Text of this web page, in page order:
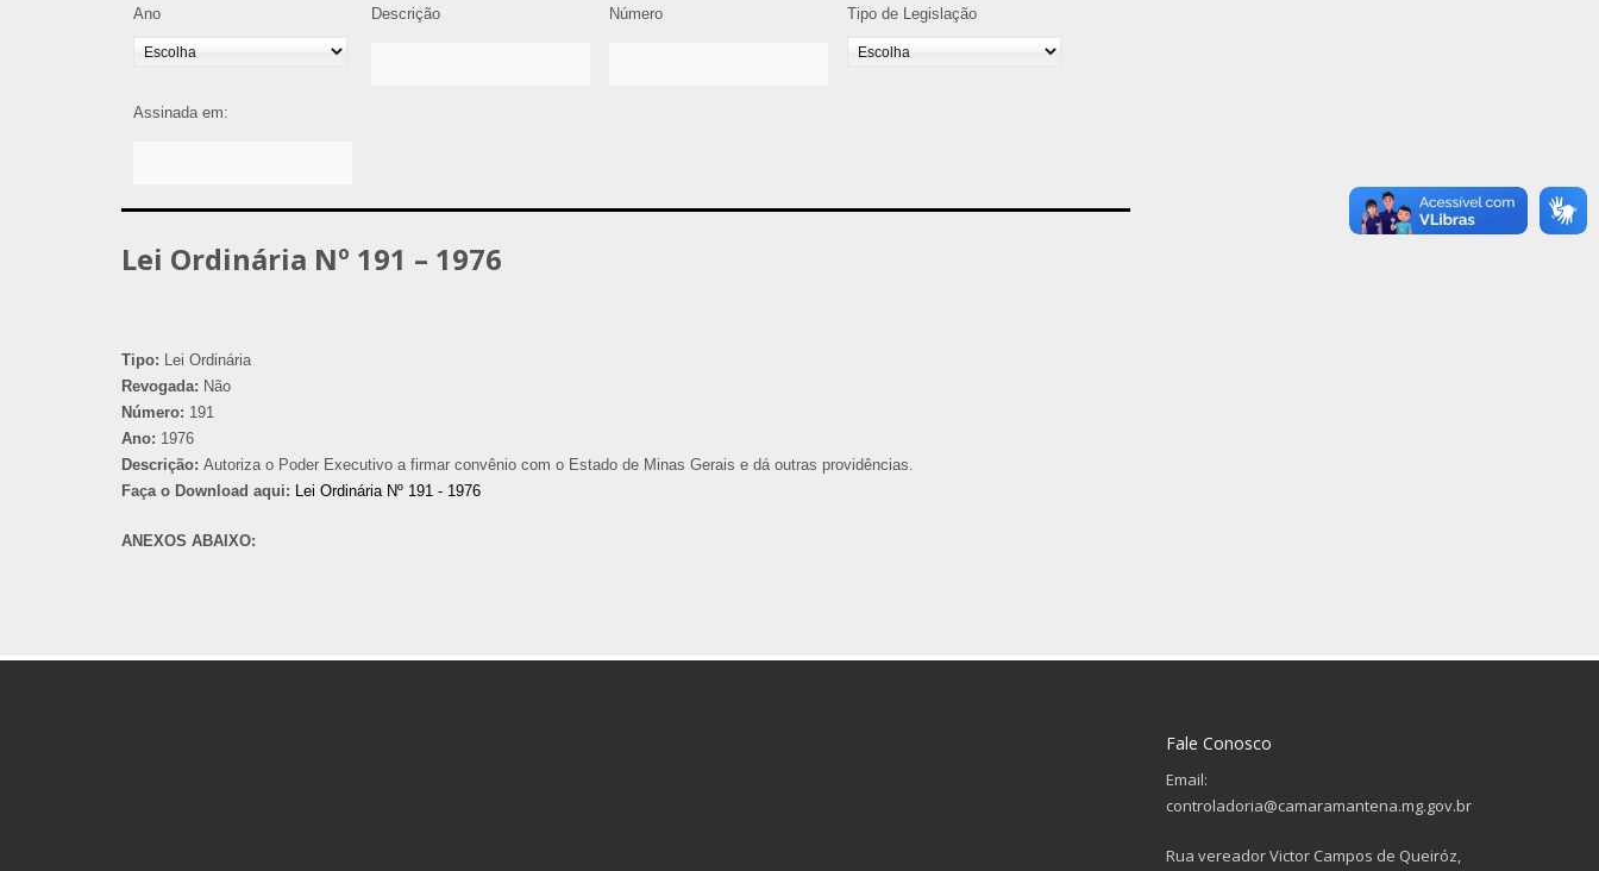
Ano Descrição Número Tipo de Legislação
Assinada em:
Lei Ordinária Nº 191 – 1976
Tipo: Lei Ordinária
Revogada: Não
Número: 191
Ano: 1976
Descrição: Autoriza o Poder Executivo a firmar convênio com o Estado de Minas Gerais e dá outras providências.
Faça o Download aqui: Lei Ordinária Nº 191 - 1976
ANEXOS ABAIXO:
Fale Conosco
Email:
controladoria@camaramantena.mg.gov.br
Rua vereador Victor Campos de Queiróz,